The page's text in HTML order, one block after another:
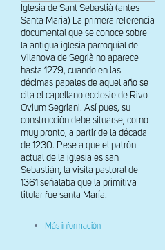
Iglesia de Sant Sebastià (antes
Santa Maria) La primera referencia
documental que se conoce sobre
la antigua iglesia parroquial de
Vilanova de Segrià no aparece
hasta 1279, cuando en las
décimas papales de aquel año se
cita el capellano ecclesie de Rivo
Ovium Segriani. Así pues, su
construcción debe situarse, como
muy pronto, a partir de la década
de 1230. Pese a que el patrón
actual de la iglesia es san
Sebastián, la visita pastoral de
1361 señalaba que la primitiva
titular fue santa María.
Más información